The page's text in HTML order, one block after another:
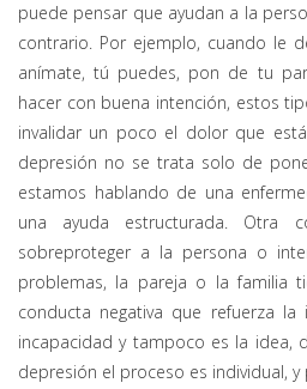
puede pensar que ayudan a la
contrario. Por ejemplo, cuando le
anímate, tú puedes, pon de tu
hacer con buena intención, estos
invalidar un poco el dolor que
depresión no se trata solo de
estamos hablando de una
una ayuda estructurada. Otra
sobreproteger a la persona o
problemas, la pareja o la familia
conducta negativa que refuerza
incapacidad y tampoco es la idea,
depresión el proceso es individual,